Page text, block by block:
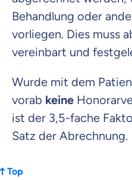
Behandlung oder
vorliegen. Dies muss
vereinbart und
Wurde mit dem
vorab keine
ist der 3,5-fache
Satz der Abrechnung.
Top